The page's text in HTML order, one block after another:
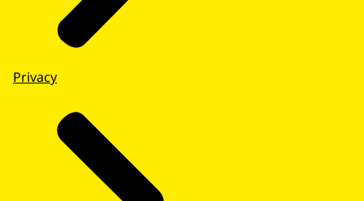
Privacy